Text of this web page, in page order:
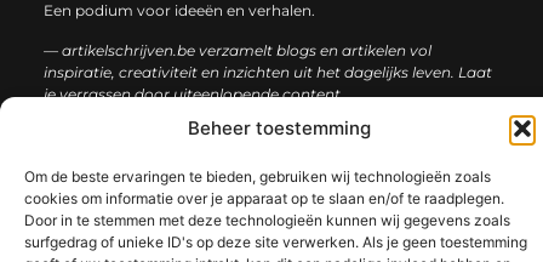
Beheer toestemming
Om de beste ervaringen te bieden, gebruiken wij technologieën zoals
cookies om informatie over je apparaat op te slaan en/of te raadplegen.
Door in te stemmen met deze technologieën kunnen wij gegevens zoals
surfgedrag of unieke ID's op deze site verwerken. Als je geen toestemming
Een podium voor ideeën en verhalen.
— artikelschrijven.be verzamelt blogs en artikelen vol
inspiratie, creativiteit en inzichten uit het dagelijks leven. Laat
je verrassen door uiteenlopende content.
informatie